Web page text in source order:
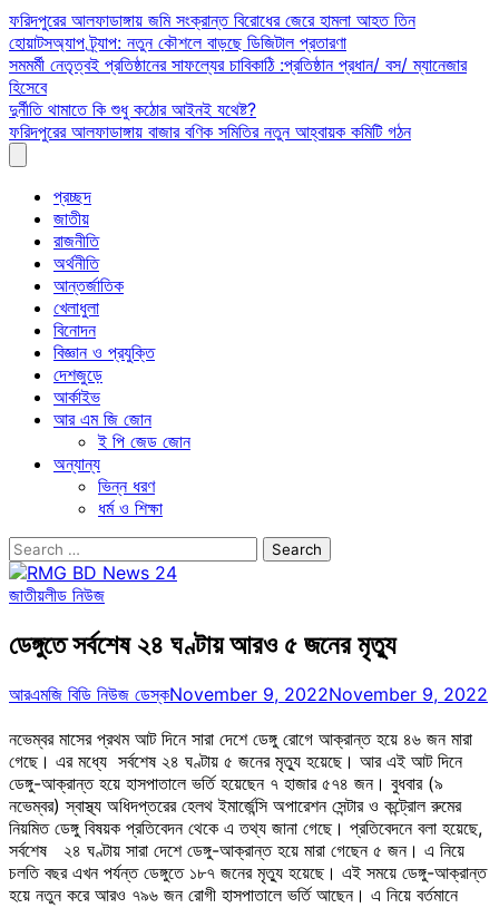
Skip
to
content
ফরিদপুরের আলফাডাঙ্গায় জমি সংক্রান্ত বিরোধের জেরে হামলা আহত তিন
হোয়াটসঅ্যাপ ট্র্যাপ: নতুন কৌশলে বাড়ছে ডিজিটাল প্রতারণা
সমমর্মী নেতৃত্বই প্রতিষ্ঠানের সাফল্যের চাবিকাঠি :প্রতিষ্ঠান প্রধান/ বস/ ম্যানেজার
হিসেবে
দুর্নীতি থামাতে কি শুধু কঠোর আইনই যথেষ্ট?
ফরিদপুরের আলফাডাঙ্গায় বাজার বণিক সমিতির নতুন আহ্বায়ক কমিটি গঠন
প্রচ্ছদ
জাতীয়
রাজনীতি
অর্থনীতি
আন্তর্জাতিক
খেলাধুলা
বিনোদন
বিজ্ঞান ও প্রযুক্তি
দেশজুড়ে
আর্কাইভ
আর এম জি জোন
ই পি জেড জোন
অন্যান্য
ভিন্ন ধরণ
ধর্ম ও শিক্ষা
Search
for:
জাতীয়লীড নিউজ
ডেঙ্গুতে সর্বশেষ ২৪ ঘণ্টায় আরও ৫ জনের মৃত্যু
আরএমজি বিডি নিউজ ডেস্কNovember 9, 2022November 9, 2022
নভেম্বর মাসের প্রথম আট দিনে সারা দেশে ডেঙ্গু রোগে আক্রান্ত হয়ে ৪৬ জন মারা
গেছে। এর মধ্যে সর্বশেষ ২৪ ঘণ্টায় ৫ জনের মৃত্যু হয়েছে। আর এই আট দিনে
ডেঙ্গু-আক্রান্ত হয়ে হাসপাতালে ভর্তি হয়েছেন ৭ হাজার ৫৭৪ জন। বুধবার (৯
নভেম্বর) স্বাস্থ্য অধিদপ্তরের হেলথ ইমার্জেন্সি অপারেশন সেন্টার ও কন্ট্রোল রুমের
নিয়মিত ডেঙ্গু বিষয়ক প্রতিবেদন থেকে এ তথ্য জানা গেছে। প্রতিবেদনে বলা হয়েছে,
সর্বশেষ ২৪ ঘণ্টায় সারা দেশে ডেঙ্গু-আক্রান্ত হয়ে মারা গেছেন ৫ জন। এ নিয়ে
চলতি বছর এখন পর্যন্ত ডেঙ্গুতে ১৮৭ জনের মৃত্যু হয়েছে। এই সময়ে ডেঙ্গু-আক্রান্ত
হয়ে নতুন করে আরও ৭৯৬ জন রোগী হাসপাতালে ভর্তি আছেন। এ নিয়ে বর্তমানে